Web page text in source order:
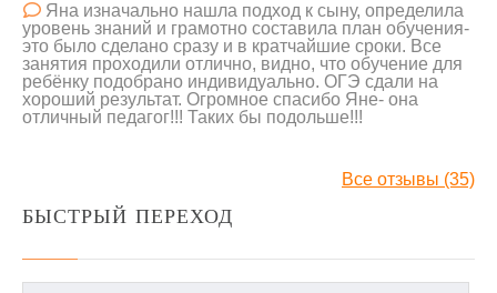
Яна изначально нашла подход к сыну, определила
уровень знаний и грамотно составила план обучения-
это было сделано сразу и в кратчайшие сроки. Все
занятия проходили отлично, видно, что обучение для
ребёнку подобрано индивидуально. ОГЭ сдали на
хороший результат. Огромное спасибо Яне- она
отличный педагог!!! Таких бы подольше!!!
Все отзывы (35)
БЫСТРЫЙ ПЕРЕХОД